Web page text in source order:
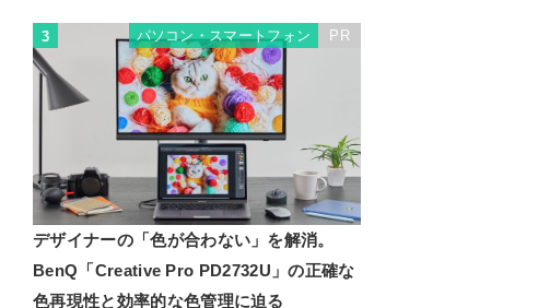
3 パソコン・スマートフォン PR
デザイナーの「色が合わない」を解消。
BenQ「Creative Pro PD2732U」の正確な
色再現性と効率的な色管理に迫る